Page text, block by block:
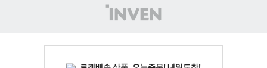
(주)
인